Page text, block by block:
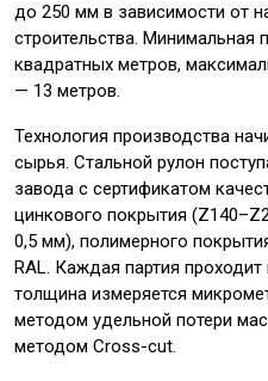
до 250 мм в зависимости от
строительства. Минимальная
квадратных метров,
— 13 метров.
Технология производства
сырья. Стальной рулон
завода с сертификатом
цинкового покрытия
0,5 мм), полимерного
RAL. Каждая партия
толщина измеряется
методом удельной потери
методом Cross-cut.